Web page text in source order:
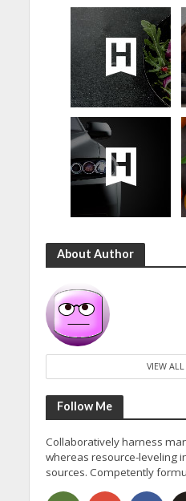
About Author
VIEW ALL
Follow Me
Collaboratively harness
whereas resource-leveling
sources. Competently